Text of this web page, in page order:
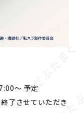
〜 予定
了させていただき